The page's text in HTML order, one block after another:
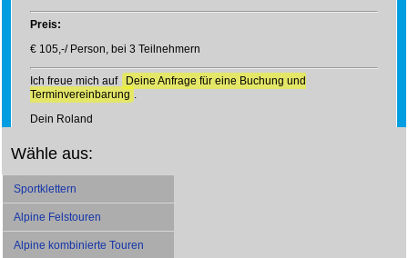
Preis:
€ 105,-/ Person, bei 3 Teilnehmern
Ich freue mich auf
Deine Anfrage für eine Buchung und
Terminvereinbarung
Dein Roland
Wähle aus:
Sportklettern
Alpine Felstouren
Alpine kombinierte Touren